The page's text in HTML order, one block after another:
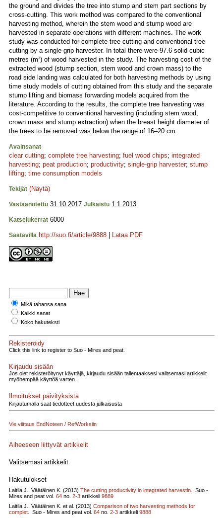
the ground and divides the tree into stump and stem part sections by
cross-cutting. This work method was compared to the conventional
harvesting method, wherein the stem wood and stump wood are
harvested in separate operations with different machines. The work
study was conducted for complete tree cutting and conventional tree
cutting by a single-grip harvester. In total there were 97.6 solid cubic
metres (m³) of wood harvested in the study. The harvesting cost of the
extracted wood (stump section, stem wood and crown mass) to the
road side landing was calculated for both harvesting methods by using
time study models of cutting obtained from this study and the separate
stump lifting and biomass forwarding models acquired from the
literature. According to the results, the complete tree harvesting was
cost-competitive to conventional harvesting (including stem wood,
crown mass and stump extraction) when the breast height diameter of
the trees to be removed was below the range of 16–20 cm.
Avainsanat
clear cutting; complete tree harvesting; fuel wood chips; integrated
harvesting; peat production; productivity; single-grip harvester; stump
lifting; time consumption models
Tekijät (Näytä)
Vastaanotettu 31.10.2017 Julkaistu 1.1.2013
Katselukerrat 6000
Saatavilla http://suo.fi/article/9888 Lataa PDF
Mikä tahansa sana
Kaikki sanat
Koko hakuteksti
Rekisteröidy
Click this link to register to Suo - Mires and peat.
Kirjaudu sisään
Jos olet rekisteröitynyt käyttäjä, kirjaudu sisään tallentaaksesi valitsemasi artikkelit
myöhempää käyttöä varten.
Ilmoitukset päivityksistä
Kirjautumalla saat tiedotteet uudesta julkaisusta
Vie viittaus EndNoteen / RefWorksiin
Aiheeseen liittyvät artikkelit
Valitsemasi artikkelit
Hakutulokset
Laitila J., Väätäinen K. (2013) The cutting productivity in integrated harvestin..
Suo -
Mires and peat vol. 64 no. 2-3 artikkeli 9889
Laitila J., Väätäinen K. et al. (2013) Comparison of two harvesting methods for
complet..
Suo - Mires and peat vol. 64 no. 2-3 artikkeli 9888